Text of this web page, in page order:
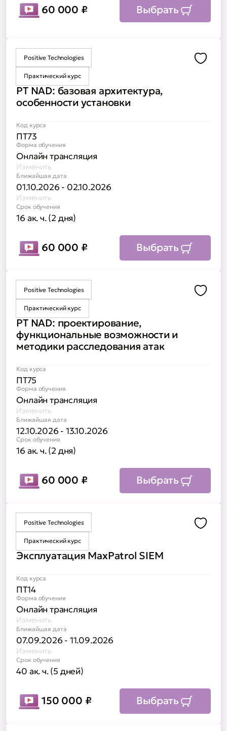
60 000 ₽ Выбрать
Positive Technologies
Практический курс
PT NAD: базовая архитектура,
особенности установки
Код курса
ПТ73
Форма обучения
Онлайн трансляция
Изменить
Ближайшая дата
01.10.2026 - 02.10.2026
Изменить
Срок обучения
16 ак. ч. (2 дня)
60 000 ₽ Выбрать
Positive Technologies
Практический курс
PT NAD: проектирование,
функциональные возможности и
методики расследования атак
Код курса
ПТ75
Форма обучения
Онлайн трансляция
Изменить
Ближайшая дата
12.10.2026 - 13.10.2026
Срок обучения
16 ак. ч. (2 дня)
60 000 ₽ Выбрать
Positive Technologies
Практический курс
Эксплуатация MaxPatrol SIEM
Код курса
ПТ14
Форма обучения
Онлайн трансляция
Изменить
Ближайшая дата
07.09.2026 - 11.09.2026
Изменить
Срок обучения
40 ак. ч. (5 дней)
150 000 ₽ Выбрать